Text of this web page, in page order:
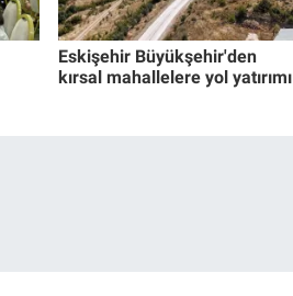
Eskişehir Büyükşehir'den
kırsal mahallelere yol yatırımı